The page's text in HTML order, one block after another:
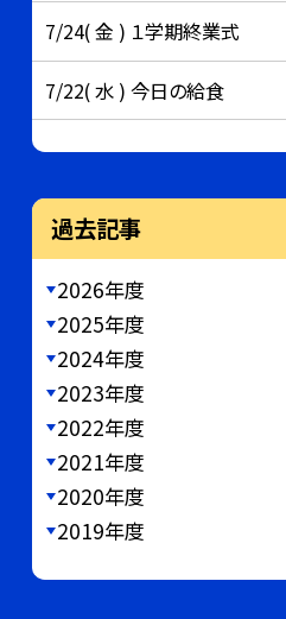
7/24( 金 ) １学期終業式
7/22( 水 ) 今日の給食
過去記事
2026年度
2025年度
2024年度
2023年度
2022年度
2021年度
2020年度
2019年度